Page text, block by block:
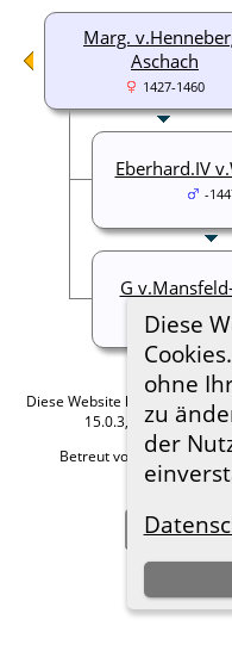
Diese
ohne
zu
der
Marg.
Aschach
1427-1460
Eberhard.IV
-
G
1410-
Diese Website läuft mit The
15.0.3, programmiert
Betreut von
Roland zu
Zur